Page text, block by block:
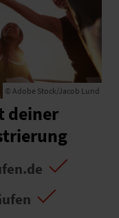
© Adobe Stock/Jacob Lund
deiner